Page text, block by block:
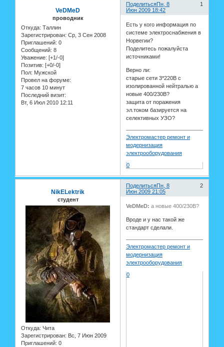
Поделиться 1
Пн, 8
Июн 2009 18:42
VeDMeD
проводник
Откуда: Таллин
Зарегистрирован: Ср, 3 Сен 2008
Приглашений: 0
Сообщений: 8
Уважение: [+1/-0]
Позитив: [+0/-0]
Пол: Мужской
Провел на форуме:
7 часов 10 минут
Последний визит:
Вт, 6 Июл 2010 12:11
Есть у кого информация по
системе электроснабжения в
Норвегии?
Поделитесь пожалуйста
источниками!
Верно ли:
старые сети 3*220В с
изолированной нейтралью а
новые 400/230В?
защита от поражения
эл.током базируется на
селективных УЗО?
Электромастер ремонт и
модернизация
электрооборудования
0
Поделиться 2
Пн, 8
Июн 2009 21:05
NikELektrik
студент
Откуда: Чита
Зарегистрирован: Вс, 7 Июн 2009
Приглашений: 0
VeDMeD: а новые 400/230В?
Вроде и у нас такой же
стандарт сделали.
Электромастер ремонт и
модернизация
электрооборудования
0